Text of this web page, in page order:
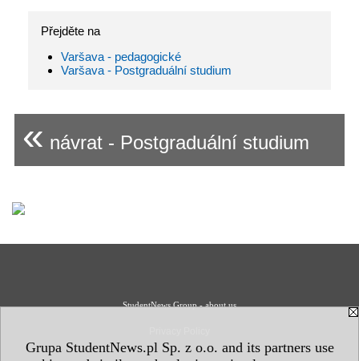
Grupa StudentNews.pl Sp. z o.o. and its partners use
Přejděte na
Varšava - pedagogické
Varšava - Postgraduální studium
« návrat - Postgraduální studium
StudentNews Group - about us